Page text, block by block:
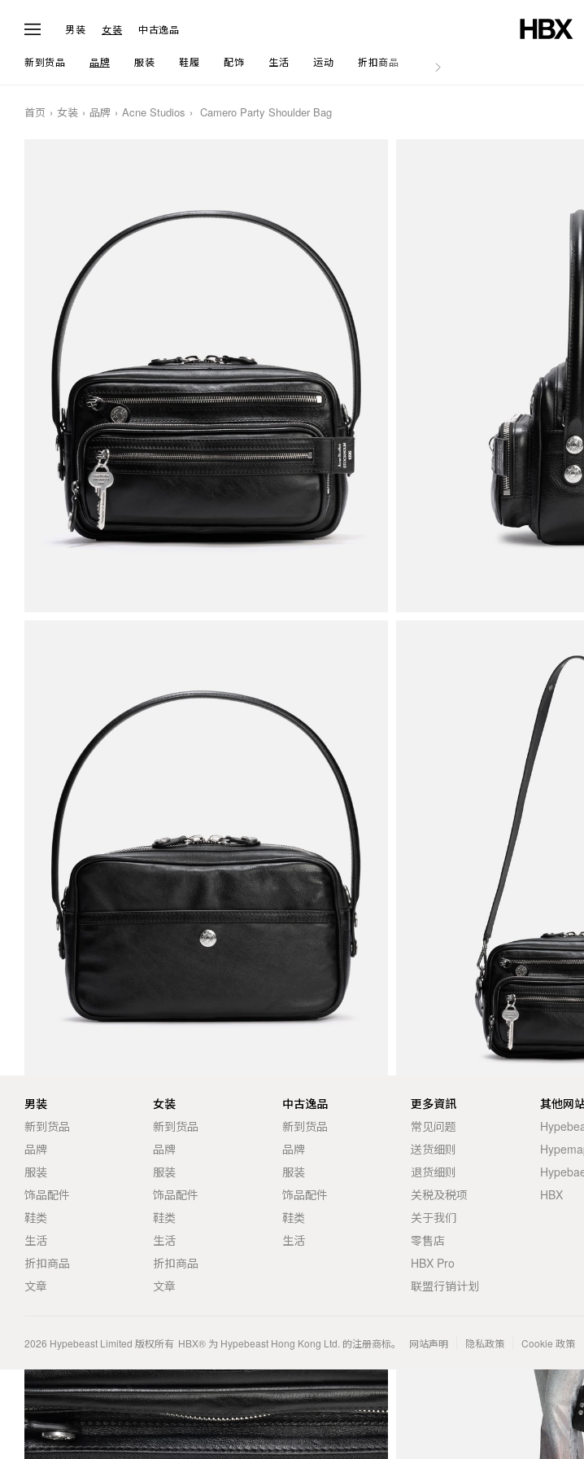
男装 女装 中古逸品
新到货品 品牌 服装 鞋履 配饰 生活 运动 折扣商品 文章
首页 女装 品牌 Acne Studios Camero Party Shoulder Bag
男装
新到货品
品牌
服装
饰品配件
鞋类
生活
折扣商品
文章
女装
新到货品
品牌
服装
饰品配件
鞋类
生活
折扣商品
文章
中古逸品
新到货品
品牌
服装
饰品配件
鞋类
生活
更多資訊
常见问题
送货细则
退货细则
关税及税项
关于我们
零售店
HBX Pro
联盟行销计划
其他网
HBX
2026 Hypebeast Limited 版权所有 HBX® 为 Hypebeast Hong Kong Ltd. 的注册商标。 网站声明 隐私政策 Cookie 政策